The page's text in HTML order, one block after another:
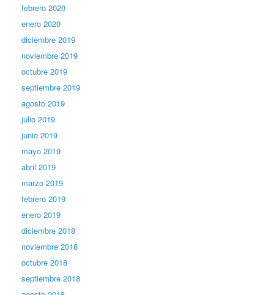
febrero 2020
enero 2020
diciembre 2019
noviembre 2019
octubre 2019
septiembre 2019
agosto 2019
julio 2019
junio 2019
mayo 2019
abril 2019
marzo 2019
febrero 2019
enero 2019
diciembre 2018
noviembre 2018
octubre 2018
septiembre 2018